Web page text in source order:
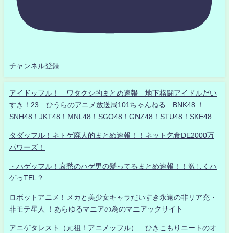
チャンネル登録
アイドッフル！ ワタクシ的まとめ速報 地下格闘アイドルだい
すき！23 ひうらのアニメ放送局101ちゃんねる BNK48 ！
SNH48！JKT48！MNL48！SGO48！GNZ48！STU48！SKE48
タダッフル！ネトゲ廃人的まとめ速報！！ネット乞食DE2000万
パワーズ！
・ハゲッフル！哀愁のハゲ男の髪ってるまとめ速報！！激しくハ
ゲっTEL？
ロボットアニメ！メカと美少女キャラだいすき永遠の非リア充・
非モテ星人 ！あらゆるマニアの為のマニアックサイト
アニゲタレスト（元祖！アニメッフル） ひきこもりニートのオ